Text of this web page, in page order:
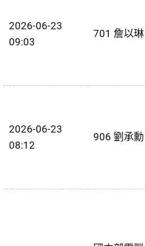
2026-06-23
09:03
701 詹以琳
2026-06-23
08:12
906 劉承勳